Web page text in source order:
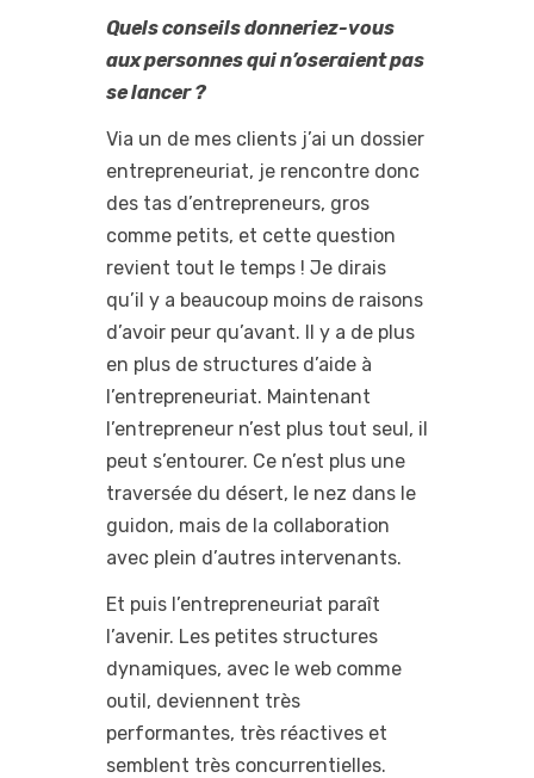
Quels conseils donneriez-vous
aux personnes qui n’oseraient pas
se lancer ?
Via un de mes clients j’ai un dossier
entrepreneuriat, je rencontre donc
des tas d’entrepreneurs, gros
comme petits, et cette question
revient tout le temps ! Je dirais
qu’il y a beaucoup moins de raisons
d’avoir peur qu’avant. Il y a de plus
en plus de structures d’aide à
l’entrepreneuriat. Maintenant
l’entrepreneur n’est plus tout seul, il
peut s’entourer. Ce n’est plus une
traversée du désert, le nez dans le
guidon, mais de la collaboration
avec plein d’autres intervenants.
Et puis l’entrepreneuriat paraît
l’avenir. Les petites structures
dynamiques, avec le web comme
outil, deviennent très
performantes, très réactives et
semblent très concurrentielles.